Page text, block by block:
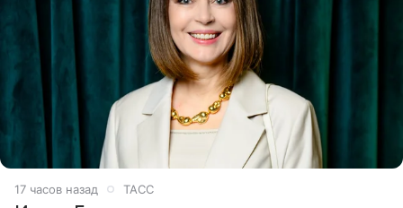
17 часов назад ТАСС